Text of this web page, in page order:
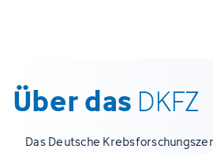
Über das DKFZ
Das Deutsche